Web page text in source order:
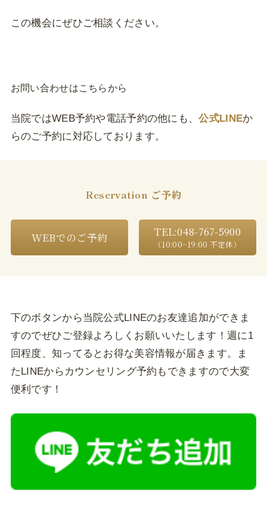
この機会にぜひご相談ください。
お問い合わせはこちらから
当院ではWEB予約や電話予約の他にも、公式LINEか
らのご予約に対応しております。
Reservation ご予約
WEBでのご予約 TEL:048-767-5900
（10:00~19:00 不定休）
下のボタンから当院公式LINEのお友達追加ができま
すのでぜひご登録よろしくお願いいたします！週に1
回程度、知ってるとお得な美容情報が届きます。ま
たLINEからカウンセリング予約もできますので大変
便利です！